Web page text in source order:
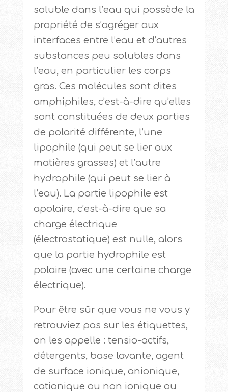
soluble dans l’eau qui possède la
propriété de s’agréger aux
interfaces entre l’eau et d’autres
substances peu solubles dans
l’eau, en particulier les corps
gras. Ces molécules sont dites
amphiphiles, c’est-à-dire qu’elles
sont constituées de deux parties
de polarité différente, l’une
lipophile (qui peut se lier aux
matières grasses) et l’autre
hydrophile (qui peut se lier à
l’eau). La partie lipophile est
apolaire, c’est-à-dire que sa
charge électrique
(électrostatique) est nulle, alors
que la partie hydrophile est
polaire (avec une certaine charge
électrique).
Pour être sûr que vous ne vous y
retrouviez pas sur les étiquettes,
on les appelle : tensio-actifs,
détergents, base lavante, agent
de surface ionique, anionique,
cationique ou non ionique ou